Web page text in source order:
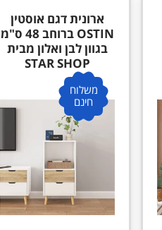
ארונית דגם אוסטין
OSTIN ברוחב 48 ס"מ
בגוון לבן ואלון מבית
STAR SHOP
משלוח
חינם